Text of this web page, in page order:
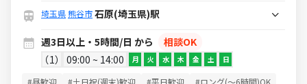
埼玉県熊谷市石原(埼玉県)駅
週3日以上・5時間/日 から
相談OK
1
09:00 ~ 14:00 月 火 水 木 金 土 日
#昼歓迎 #土日祝(週末)歓迎 #平日歓迎 #ロング(～6時間)OK